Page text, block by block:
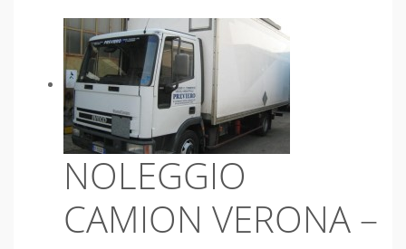
NOLEGGIO
CAMION VERONA –